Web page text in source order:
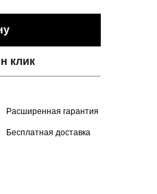
клик
Расширенная гарантия
Бесплатная доставка